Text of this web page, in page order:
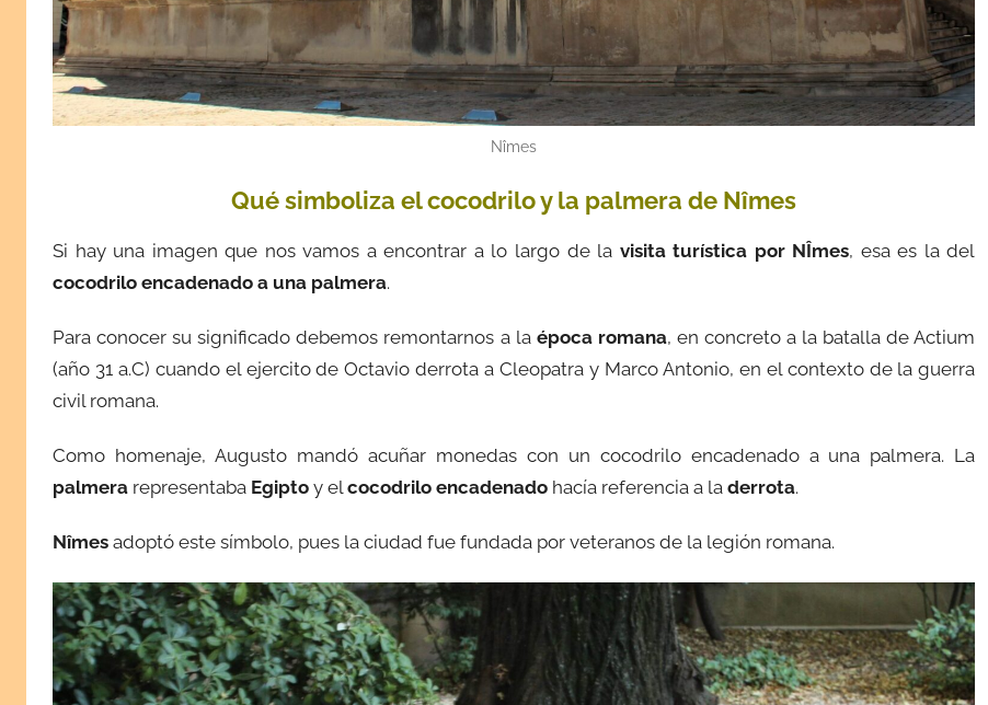
Nîmes
Qué simboliza el cocodrilo y la palmera de Nîmes
Si hay una imagen que nos vamos a encontrar a lo largo de la visita turística por NÎmes, esa es la del
cocodrilo encadenado a una palmera.
Para conocer su significado debemos remontarnos a la época romana, en concreto a la batalla de Actium
(año 31 a.C) cuando el ejercito de Octavio derrota a Cleopatra y Marco Antonio, en el contexto de la guerra
civil romana.
Como homenaje, Augusto mandó acuñar monedas con un cocodrilo encadenado a una palmera. La
palmera representaba Egipto y elcocodrilo encadenado hacía referencia a la derrota.
Nîmes adoptó este símbolo, pues la ciudad fue fundada por veteranos de la legión romana.